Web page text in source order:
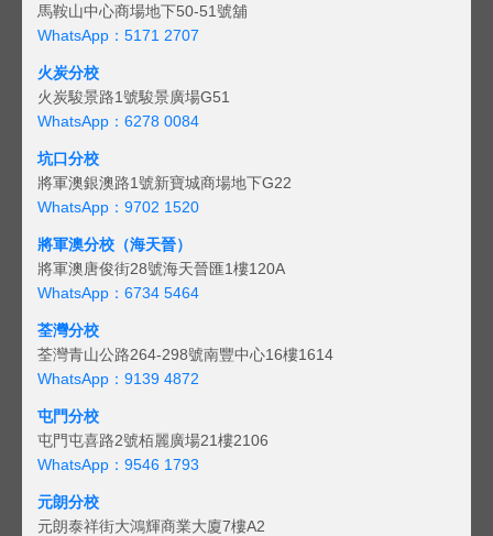
馬鞍山中心商場地下50-51號舖
WhatsApp：5171 2707
火炭分校
火炭駿景路1號駿景廣場G51
WhatsApp：6278 0084
坑口分校
將軍澳銀澳路1號新寶城商場地下G22
WhatsApp：9702 1520
將軍澳分校（海天晉）
將軍澳唐俊街28號海天晉匯1樓120A
WhatsApp：6734 5464
荃灣分校
荃灣青山公路264-298號南豐中心16樓1614
WhatsApp：9139 4872
屯門分校
屯門屯喜路2號栢麗廣場21樓2106
WhatsApp：9546 1793
元朗分校
元朗泰祥街大鴻輝商業大廈7樓A2